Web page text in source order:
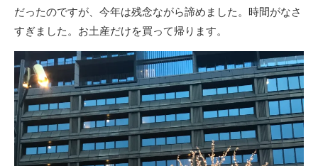
だったのですが、今年は残念ながら諦めました。時間がなさ
すぎました。お土産だけを買って帰ります。